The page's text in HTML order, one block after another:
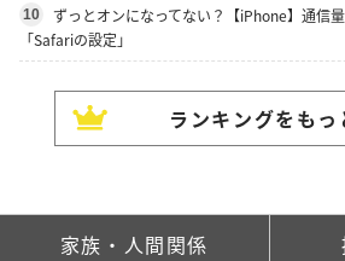
10
ずっとオンになってない？【iPhone】通信
「Safariの設定」
ランキングをもっ
家族・人間関係